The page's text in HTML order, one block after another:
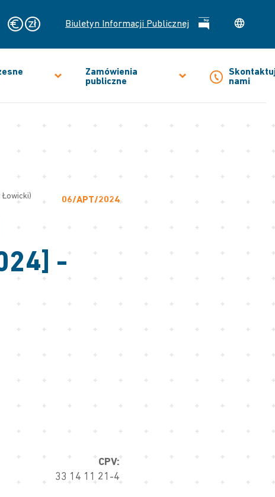
Biuletyn Informacji Publicznej
Zamówienia
publiczne
nami
Łowicki) 06/APT/2024
-
CPV:
33 14 11 21-4